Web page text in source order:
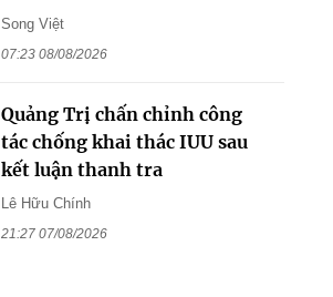
Song Việt
07:23 08/08/2026
Quảng Trị chấn chỉnh công
tác chống khai thác IUU sau
kết luận thanh tra
Lê Hữu Chính
21:27 07/08/2026